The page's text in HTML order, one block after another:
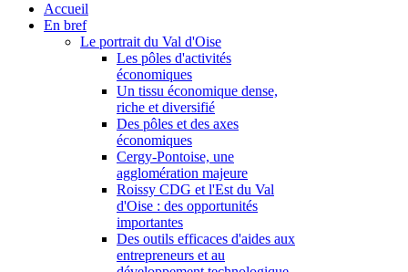
Accueil
En bref
Le portrait du Val d'Oise
Les pôles d'activités
économiques
Un tissu économique dense,
riche et diversifié
Des pôles et des axes
économiques
Cergy-Pontoise, une
agglomération majeure
Roissy CDG et l'Est du Val
d'Oise : des opportunités
importantes
Des outils efficaces d'aides aux
entrepreneurs et au